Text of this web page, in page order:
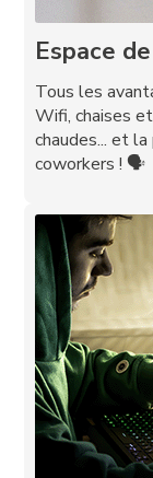
Espace
Tous les
Wifi, chaises
chaudes... et
coworkers ! 🗣️